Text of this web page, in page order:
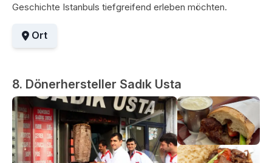
Geschichte Istanbuls tiefgreifend erleben möchten.
Ort
8. Dönerhersteller Sadık Usta